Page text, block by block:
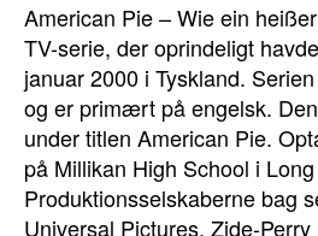
American Pie – Wie ein
TV-serie, der oprindeligt
januar 2000 i Tyskland.
og er primært på engelsk.
under titlen American Pie.
på Millikan High School i
Produktionsselskaberne bag
Universal Pictures, Zide-